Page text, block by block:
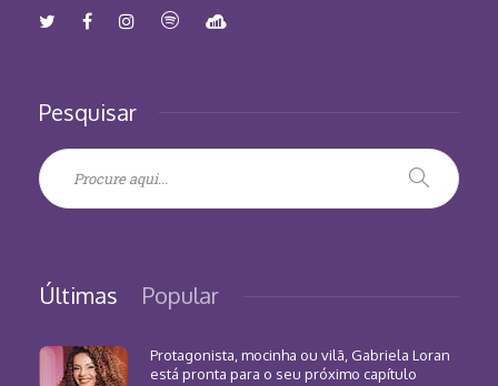
Pesquisar
Últimas Popular
Protagonista, mocinha ou vilã, Gabriela Loran
está pronta para o seu próximo capítulo